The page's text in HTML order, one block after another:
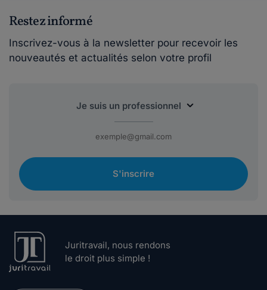
Restez informé
Inscrivez-vous à la newsletter pour recevoir les
nouveautés et actualités selon votre profil
S'inscrire
Juritravail, nous rendons
le droit plus simple !